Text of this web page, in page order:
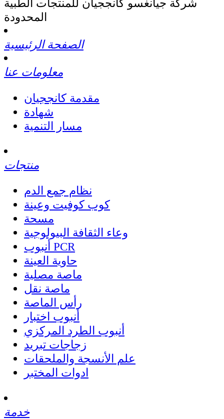
شركة جيانغسو كانججيان للمنتجات الطبية
المحدودة
الصفحة الرئيسية
معلومات عنا
مقدمة كانججيان
شهادة
مسار التنمية
منتجات
نظام جمع الدم
كوب كوفيت وعينة
مسحة
وعاء الثقافة البيولوجية
أنبوب PCR
حاوية العينة
ماصة مصلية
ماصة نقل
رأس الماصة
أنبوب اختبار
أنبوب الطرد المركزي
زجاجات تبريد
علم الأنسجة والملحقات
ادوات المختبر
خدمة